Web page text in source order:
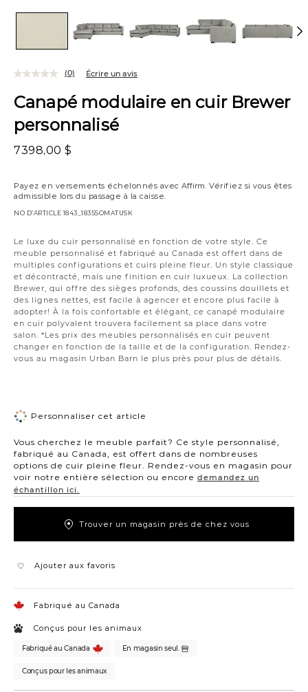
Canapé modulaire en cuir Brewer
personnalisé
7398,00 $
Payez en versements échelonnés avec Affirm. Vérifiez si vous êtes
admissible lors du passage à la caisse.
NO D’ARTICLE1843_1835SOMATUSK
Le luxe du cuir personnalisé en fonction de votre style. Ce
meuble personnalisé et fabriqué au Canada est offert dans de
multiples configurations et cuirs pleine fleur. Un style classique
et décontracté, mais une finition en cuir luxueux. La collection
Brewer, qui offre des sièges profonds, des coussins douillets et
des lignes nettes, est facile à agencer et encore plus facile à
adopter! À la fois confortable et élégant, ce canapé modulaire
en cuir polyvalent trouvera facilement sa place dans votre
salon. *Les prix des meubles personnalisés en cuir peuvent
changer en fonction de la taille et de la configuration. Rendez-
vous au magasin Urban Barn le plus près pour plus de détails.
(0) Écrire un avis
Personnaliser cet article
Vous cherchez le meuble parfait? Ce style personnalisé,
fabriqué au Canada, est offert dans de nombreuses
options de cuir pleine fleur. Rendez-vous en magasin pour
voir notre entière sélection ou encore demandez un
échantillon ici.
Trouver un magasin près de chez vous
Ajouter aux favoris
Fabriqué au Canada
Conçus pour les animaux
Fabriqué au Canada En magasin seul.
Conçus pour les animaux